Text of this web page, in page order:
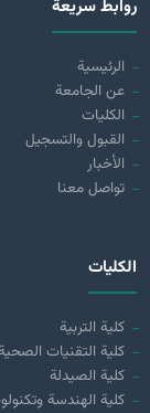
روابط سريعة
الرئيسية
عن الجامعة
الكليات
القبول والتسجيل
الأخبار
تواصل معنا
الكليات
كلية التربية
كلية التقنيات
كلية الصيدلة
كلية الهندسة